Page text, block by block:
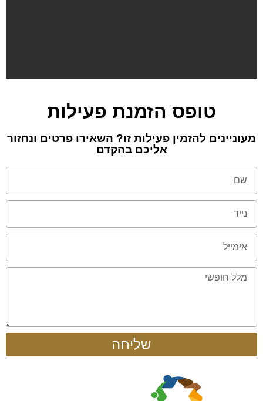
טופס הזמנת פעילות
מעוניינים להזמין פעילות זו? השאירו פרטים ונחזור
אליכם בהקדם
שליחה